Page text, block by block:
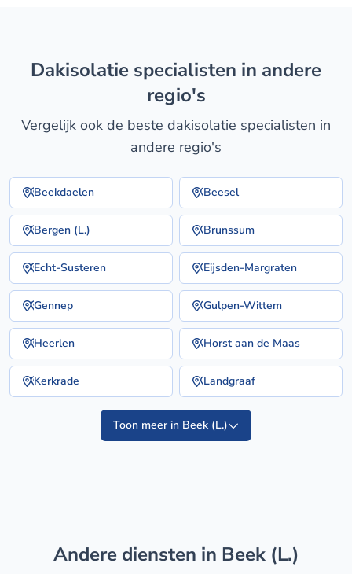
dakisolatie specialisten in andere
regio's
Vergelijk ook de beste dakisolatie specialisten in
andere regio's
Beekdaelen Beesel
Bergen (L.) Brunssum
Echt-Susteren Eijsden-Margraten
Gennep Gulpen-Wittem
Heerlen Horst aan de Maas
Kerkrade Landgraaf
Toon meer in Beek (L.)
Andere diensten in Beek (L.)